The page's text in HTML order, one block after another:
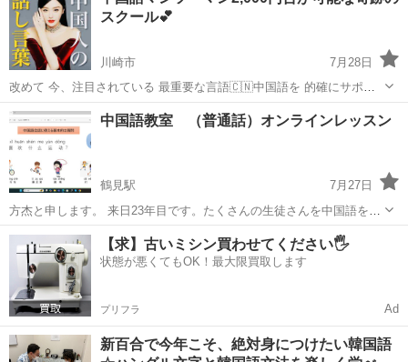
す。 一人でも多くの方が...
スクール💕
川崎市
7月28日
改めて 今、注目されている 最重要な言語🇨🇳中国語を 的確にサポー
トさせて頂きます🤲 毎日を忙しく過ごされる中で 新しく何かを始める
事は 中々難しい問題だと思いますが 弊社 Moiza G...
神奈川 川崎市 中国語 レッスン
中国語教室 （普通話）オンラインレッスン
鶴見駅
7月27日
方杰と申します。 来日23年目です。たくさんの生徒さんを中国語を指
導しております。 自分で作った中国語学習教材をは生徒にとって理解
しやすいレベルになっています。 Zoomでオンライン中国語レッスン
を行います。 ライフ...
神奈川 横浜市 鶴見駅 オンライン
【求】古いミシン買わせてください🖐️
状態が悪くてもOK！最大限買取します
プリフラ Ad
新百合で今年こそ、絶対身につけたい韓国語